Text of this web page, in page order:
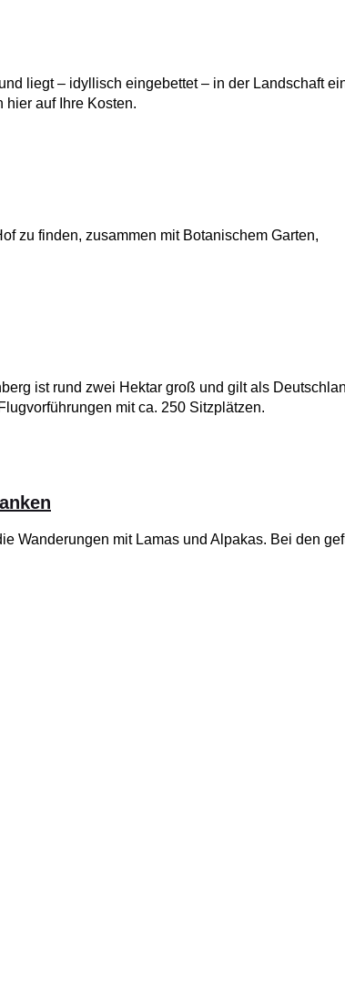
liegt – idyllisch eingebettet – in der Landschaft
hier auf Ihre Kosten.
zu finden, zusammen mit Botanischem Garten,
ist rund zwei Hektar groß und gilt als
mit ca. 250 Sitzplätzen.
Wanderungen mit Lamas und Alpakas. Bei den